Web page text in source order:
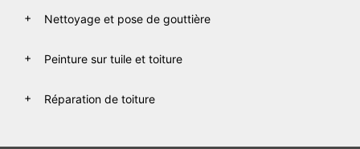
Nettoyage et pose de gouttière
Peinture sur tuile et toiture
Réparation de toiture